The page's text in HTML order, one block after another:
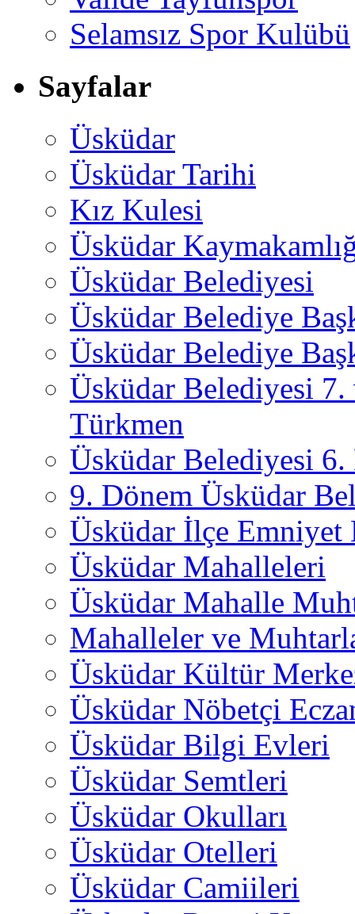
Selamsız Spor Kulübü
Sayfalar
Üsküdar
Üsküdar Tarihi
Kız Kulesi
Üsküdar
Üsküdar Belediyesi
Üsküdar Belediye
Üsküdar Belediye
Üsküdar Belediyesi
Türkmen
Üsküdar Belediyesi 6.
9. Dönem Üsküdar
Üsküdar İlçe
Üsküdar Mahalleleri
Üsküdar Mahalle
Mahalleler ve
Üsküdar Kültür
Üsküdar Nöbetçi
Üsküdar Bilgi Evleri
Üsküdar Semtleri
Üsküdar Okulları
Üsküdar Otelleri
Üsküdar Camiileri